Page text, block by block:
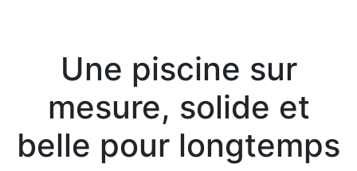
Une piscine sur
mesure, solide et
belle pour longtemps